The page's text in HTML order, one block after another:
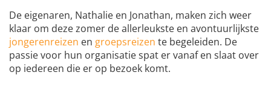
De eigenaren, Nathalie en Jonathan, maken zich weer
klaar om deze zomer de allerleukste en avontuurlijkste
jongerenreizen en groepsreizen te begeleiden. De
passie voor hun organisatie spat er vanaf en slaat over
op iedereen die er op bezoek komt.